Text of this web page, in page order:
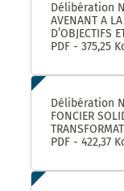
Délibération
AVENANT A
D’OBJECTIFS
FEDERATION
CULTURE
CONVENTION
POUR LA
PDF - 375,25
Délibération
FONCIER
COOPERATIVE
CAPITAL –
PDF - 422,37